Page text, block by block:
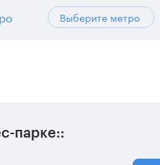
Выберите метро
парке::